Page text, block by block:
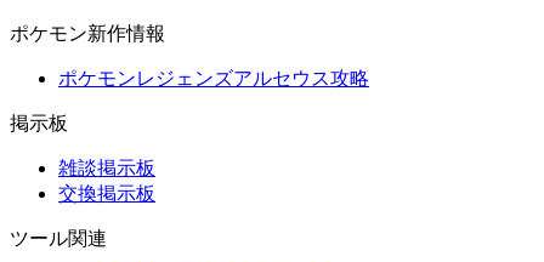
ポケモン新作情報
ポケモンレジェンズアルセウス攻略
掲示板
雑談掲示板
交換掲示板
ツール関連